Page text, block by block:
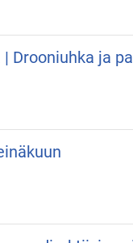
Drooniuhka ja